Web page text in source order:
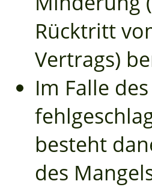
Rücktritt
Vertrags)
Im Falle
besteht
des